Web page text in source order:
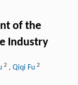
of the
Industry
2, Qiqi Fu 2